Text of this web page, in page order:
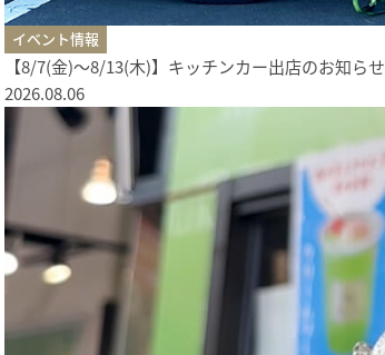
イベント情報
【8/7(金)〜8/13(木)】キッチンカー出店のお知らせ
2026.08.06